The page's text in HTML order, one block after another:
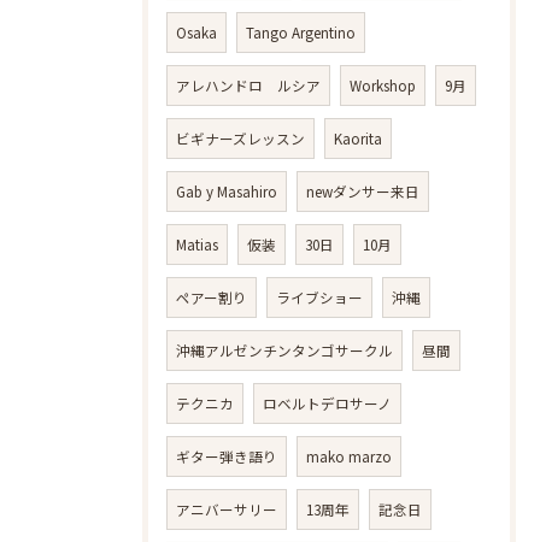
Osaka Tango Argentino
アレハンドロ ルシア Workshop 9月
ビギナーズレッスン Kaorita
Gab y Masahiro newダンサー来日
Matias 仮装 30日 10月
ペアー割り ライブショー 沖縄
沖縄アルゼンチンタンゴサークル 昼間
テクニカ ロベルトデロサーノ
ギター弾き語り mako marzo
アニバーサリー 13周年 記念日